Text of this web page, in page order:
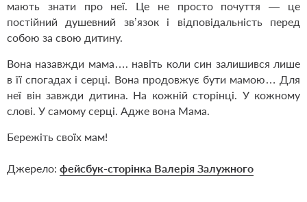
мають знати про неї. Це не просто почуття — це
постійний душевний звʼязок і відповідальність перед
собою за свою дитину.
Вона назавжди мама…. навіть коли син залишився лише
в її спогадах і серці. Вона продовжує бути мамою… Для
неї він завжди дитина. На кожній сторінці. У кожному
слові. У самому серці. Адже вона Мама.
Бережіть своїх мам!
Джерело: фейсбук-сторінка Валерія Залужного